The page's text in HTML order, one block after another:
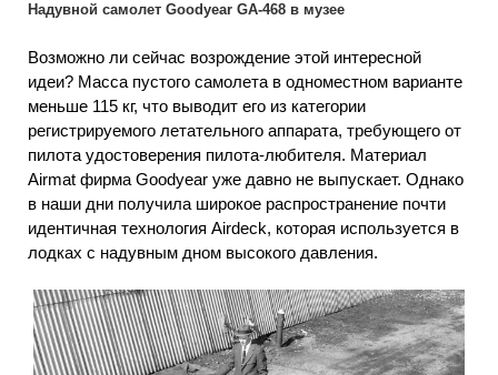
Надувной самолет Goodyear GA-468 в музее
Возможно ли сейчас возрождение этой интересной
идеи? Масса пустого самолета в одноместном варианте
меньше 115 кг, что выводит его из категории
регистрируемого летательного аппарата, требующего от
пилота удостоверения пилота-любителя. Материал
Airmat фирма Goodyear уже давно не выпускает. Однако
в наши дни получила широкое распространение почти
идентичная технология Airdeck, которая используется в
лодках с надувным дном высокого давления.